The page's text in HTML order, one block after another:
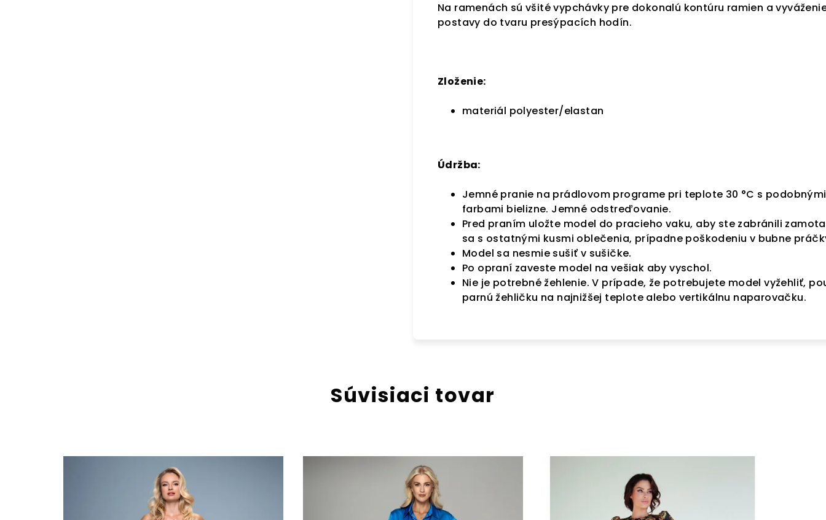
Na ramenách sú všité vypchávky pre dokonalú kontúru ramien a
postavy do tvaru presýpacích hodín.
Zloženie:
materiál polyester/elastan
Údržba:
Jemné pranie na prádlovom programe pri teplote 30 °C s podobnými
farbami bielizne. Jemné odstreďovanie.
Pred praním uložte model do pracieho vaku, aby ste zabránili
sa s ostatnými kusmi oblečenia, prípadne poškodeniu v bubne
Model sa nesmie sušiť v sušičke.
Po opraní zaveste model na vešiak aby vyschol.
Nie je potrebné žehlenie. V prípade, že potrebujete model vyžehliť,
parnú žehličku na najnižšej teplote alebo vertikálnu naparovačku.
Súvisiaci tovar